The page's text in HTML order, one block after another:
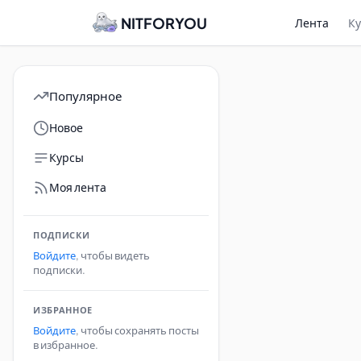
NITFORYOU Лента
Популярное
Новое
Курсы
Моя лента
ПОДПИСКИ
Войдите, чтобы видеть
подписки.
ИЗБРАННОЕ
Войдите, чтобы сохранять посты
в избранное.